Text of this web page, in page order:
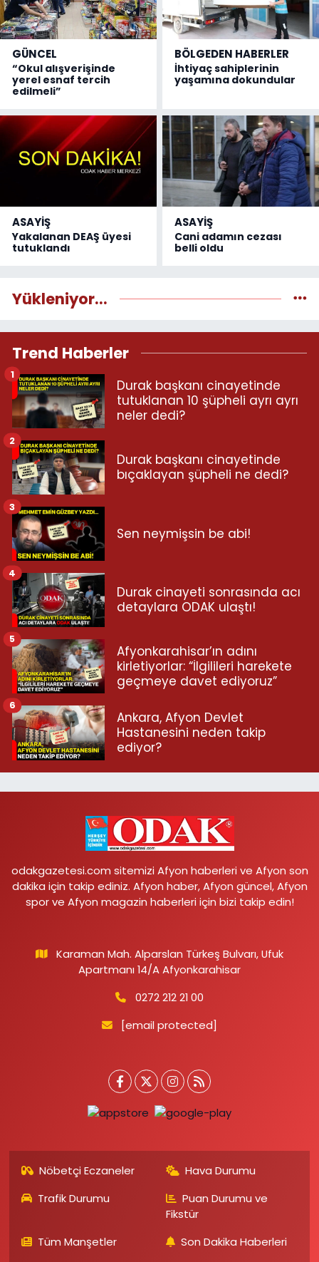
GÜNCEL
“Okul alışverişinde
yerel esnaf tercih
edilmeli”
BÖLGEDEN HABERLER
İhtiyaç sahiplerinin
yaşamına dokundular
ASAYİŞ
Yakalanan DEAŞ üyesi
tutuklandı
ASAYİŞ
Cani adamın cezası
belli oldu
Yükleniyor...
Trend Haberler
Durak başkanı cinayetinde
tutuklanan 10 şüpheli ayrı ayrı
neler dedi?
1
Durak başkanı cinayetinde
bıçaklayan şüpheli ne dedi?
2
Sen neymişsin be abi!
3
Durak cinayeti sonrasında acı
detaylara ODAK ulaştı!
4
Afyonkarahisar’ın adını
kirletiyorlar: “İlgilileri harekete
geçmeye davet ediyoruz”
5
Ankara, Afyon Devlet
Hastanesini neden takip
ediyor?
6
odakgazetesi.com sitemizi Afyon haberleri ve Afyon son
dakika için takip ediniz. Afyon haber, Afyon güncel, Afyon
spor ve Afyon magazin haberleri için bizi takip edin!
Karaman Mah. Alparslan Türkeş Bulvarı, Ufuk
Apartmanı 14/A Afyonkarahisar
0272 212 21 00
[email protected]
Nöbetçi Eczaneler
Hava Durumu
Trafik Durumu
Puan Durumu ve
Fikstür
Tüm Manşetler
Son Dakika Haberleri